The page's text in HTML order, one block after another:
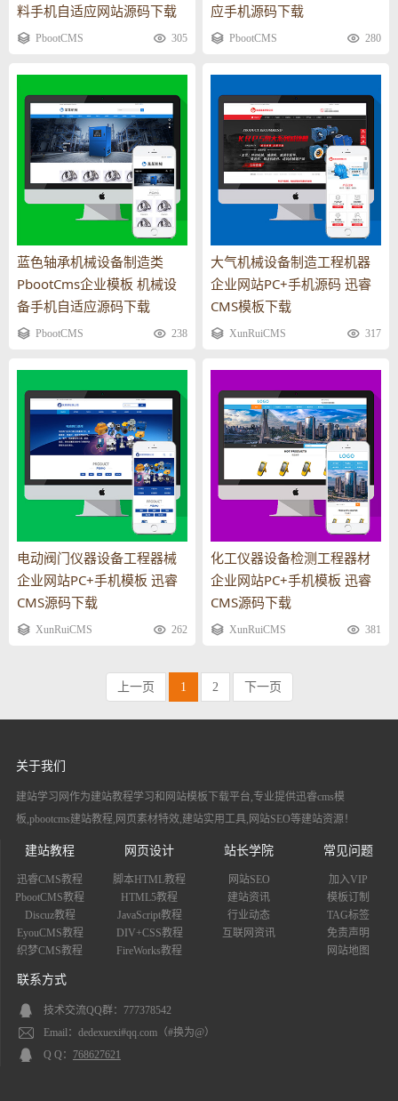
料手机自适应网站源码下载
PbootCMS 305
应手机源码下载
PbootCMS 280
蓝色轴承机械设备制造类
PbootCms企业模板 机械设
备手机自适应源码下载
PbootCMS 238
大气机械设备制造工程机器
企业网站PC+手机源码 迅睿
CMS模板下载
XunRuiCMS 317
电动阀门仪器设备工程器械
企业网站PC+手机模板 迅睿
CMS源码下载
XunRuiCMS 262
化工仪器设备检测工程器材
企业网站PC+手机模板 迅睿
CMS源码下载
XunRuiCMS 381
上一页 1 2 下一页
关于我们
建站学习网作为建站教程学习和网站模板下载平台,专业提供迅睿cms模
板,pbootcms建站教程,网页素材特效,建站实用工具,网站SEO等建站资源！
建站教程
迅睿CMS教程
PbootCMS教程
Discuz教程
EyouCMS教程
织梦CMS教程
网页设计
脚本HTML教程
HTML5教程
JavaScript教程
DIV+CSS教程
FireWorks教程
站长学院
网站SEO
建站资讯
行业动态
互联网资讯
常见问题
加入VIP
模板订制
TAG标签
免责声明
网站地图
联系方式
技术交流QQ群：777378542
Email：dedexuexi#qq.com（#换为@）
Q Q： 768627621